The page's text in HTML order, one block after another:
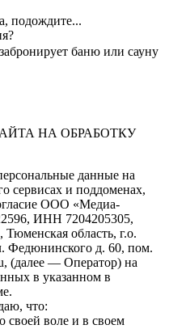
подождите...
баню или сауну
НА ОБРАБОТКУ
данные на
сервисах и поддоменах,
ООО «Медиа-
ИНН 7204205305,
область, г.о.
Федюнинского д. 60, пом.
(далее — Оператор) на
в указанном в
что:
своей воле и в своем